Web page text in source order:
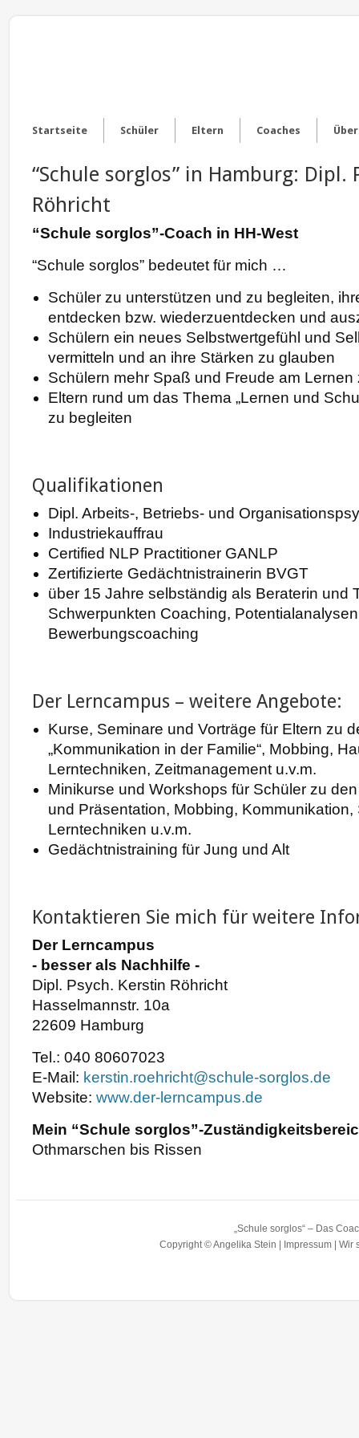
Startseite Schüler Eltern Coaches
“Schule sorglos” in Hamburg: Dipl.
Röhricht
“Schule sorglos”-Coach in HH-West
“Schule sorglos” bedeutet für mich …
Schüler zu unterstützen und zu begleiten,
entdecken bzw. wiederzuentdecken und
Schülern ein neues Selbstwertgefühl und
vermitteln und an ihre Stärken zu glauben
Schülern mehr Spaß und Freude am Lernen
Eltern rund um das Thema „Lernen und
zu begleiten
Qualifikationen
Dipl. Arbeits-, Betriebs- und
Industriekauffrau
Certified NLP Practitioner GANLP
Zertifizierte Gedächtnistrainerin BVGT
über 15 Jahre selbständig als Beraterin und
Schwerpunkten Coaching,
Bewerbungscoaching
Der Lerncampus – weitere Angebote:
Kurse, Seminare und Vorträge für Eltern zu
„Kommunikation in der Familie“, Mobbing,
Lerntechniken, Zeitmanagement u.v.m.
Minikurse und Workshops für Schüler zu
und Präsentation, Mobbing,
Lerntechniken u.v.m.
Gedächtnistraining für Jung und Alt
Kontaktieren Sie mich für weitere
Der Lerncampus
- besser als Nachhilfe -
Dipl. Psych. Kerstin Röhricht
Hasselmannstr. 10a
22609 Hamburg
Tel.: 040 80607023
E-Mail: kerstin.roehricht@schule-sorglos.de
Website: www.der-lerncampus.de
Mein “Schule sorglos”-
Othmarschen bis Rissen
„Schule sorglos“ – Das
Copyright © Angelika Stein |
Impressum| Wir